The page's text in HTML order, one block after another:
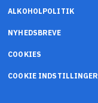
ALKOHOLPOLITIK
NYHEDSBREVE
COOKIES
COOKIE INDSTILLINGER